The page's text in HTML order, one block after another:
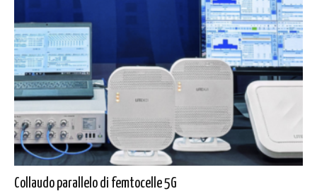
Collaudo parallelo di femtocelle 5G